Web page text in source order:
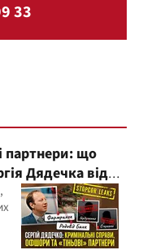
33
партнери: що
Дядечка від